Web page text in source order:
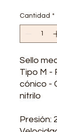
Cantidad *
Sello
Tipo M -
cónico -
nitrilo
Presión: